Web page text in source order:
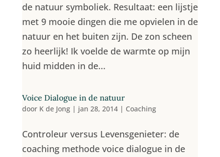
de natuur symboliek. Resultaat: een lijstje
met 9 mooie dingen die me opvielen in de
natuur en het buiten zijn. De zon scheen
zo heerlijk! Ik voelde de warmte op mijn
huid midden in de...
Voice Dialogue in de natuur
door K de Jong| jan 28, 2014| Coaching
Controleur versus Levensgenieter: de
coaching methode voice dialogue in de